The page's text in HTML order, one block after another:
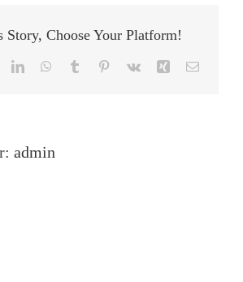
Story, Choose Your Platform!
LinkedInWhatsApp
Tumblr Pinterest
Vk Xing E-
admin